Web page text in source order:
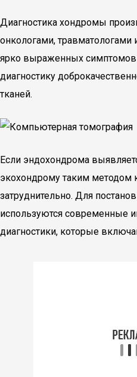
Диагностика хондромы
онкологами, травматологами
ярко выраженных симптомов
диагностику
тканей.
Если эндохондрома
экохондрому таким методом
затруднительно. Для
используются современные
диагностики, которые